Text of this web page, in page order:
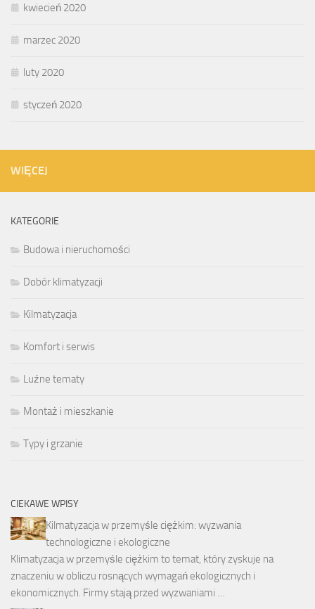
kwiecień 2020
marzec 2020
luty 2020
styczeń 2020
WIĘCEJ
KATEGORIE
Budowa i nieruchomości
Dobór klimatyzacji
Kilmatyzacja
Komfort i serwis
Luźne tematy
Montaż i mieszkanie
Typy i grzanie
CIEKAWE WPISY
Kilmatyzacja w przemyśle ciężkim: wyzwania
technologiczne i ekologiczne
Klimatyzacja w przemyśle ciężkim to temat, który zyskuje na
znaczeniu w obliczu rosnących wymagań ekologicznych i
ekonomicznych. Firmy stają przed wyzwaniami …